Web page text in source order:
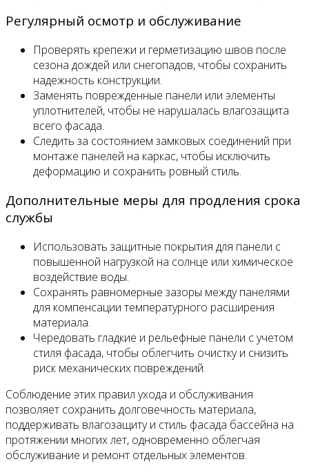
Регулярный осмотр и обслуживание
Проверять крепежи и герметизацию швов после
сезона дождей или снегопадов, чтобы сохранить
надежность конструкции.
Заменять поврежденные панели или элементы
уплотнителей, чтобы не нарушалась влагозащита
всего фасада.
Следить за состоянием замковых соединений при
монтаже панелей на каркас, чтобы исключить
деформацию и сохранить ровный стиль.
Дополнительные меры для продления срока
службы
Использовать защитные покрытия для панели с
повышенной нагрузкой на солнце или химическое
воздействие воды.
Сохранять равномерные зазоры между панелями
для компенсации температурного расширения
материала.
Чередовать гладкие и рельефные панели с учетом
стиля фасада, чтобы облегчить очистку и снизить
риск механических повреждений.
Соблюдение этих правил ухода и обслуживания
позволяет сохранить долговечность материала,
поддерживать влагозащиту и стиль фасада бассейна на
протяжении многих лет, одновременно облегчая
обслуживание и ремонт отдельных элементов.